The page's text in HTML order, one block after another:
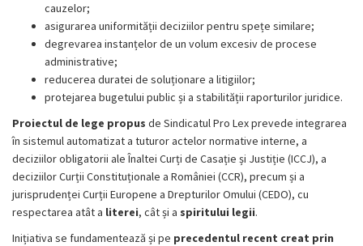
cauzelor;
asigurarea uniformității deciziilor pentru spețe similare;
degrevarea instanțelor de un volum excesiv de procese
administrative;
reducerea duratei de soluționare a litigiilor;
protejarea bugetului public și a stabilității raporturilor juridice.
Proiectul de lege propus de Sindicatul Pro Lex prevede integrarea
în sistemul automatizat a tuturor actelor normative interne, a
deciziilor obligatorii ale Înaltei Curți de Casație și Justiție (ICCJ), a
deciziilor Curții Constituționale a României (CCR), precum și a
jurisprudenței Curții Europene a Drepturilor Omului (CEDO), cu
respectarea atât a literei, cât și a spiritului legii.
Inițiativa se fundamentează și pe precedentul recent creat prin